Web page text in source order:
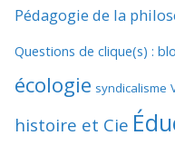
Pédagogie de la
Questions de clique(s) :
écologie syndicalisme
histoire et Cie